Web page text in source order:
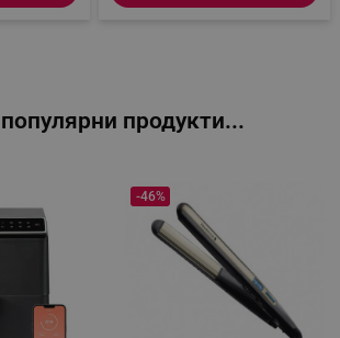
продукти...
-46%